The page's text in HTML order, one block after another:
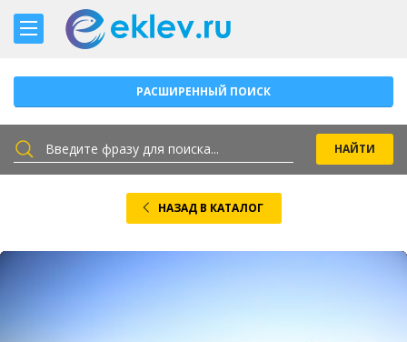
РАСШИРЕННЫЙ ПОИСК
НАЗАД В КАТАЛОГ